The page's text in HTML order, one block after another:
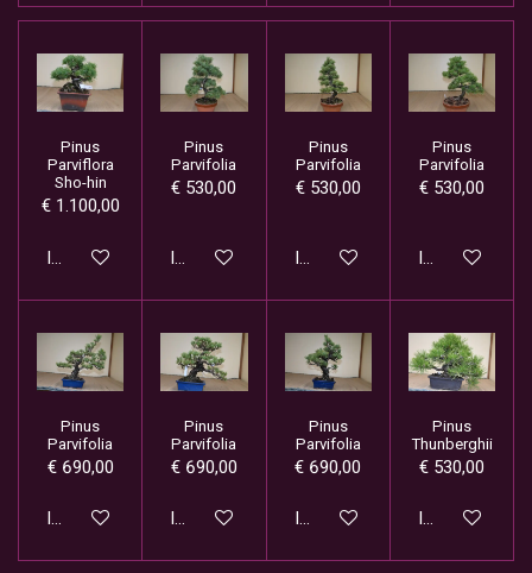
Pinus
Parviflora
Sho-hin
€ 1.100,00
In winkelwagen
Pinus
Parvifolia
€ 530,00
In winkelwagen
Pinus
Parvifolia
€ 530,00
In winkelwagen
Pinus
Parvifolia
€ 530,00
In
Pinus
Parvifolia
€ 690,00
In winkelwagen
Pinus
Parvifolia
€ 690,00
In winkelwagen
Pinus
Parvifolia
€ 690,00
In winkelwagen
Pinus
Thunberghii
€ 530,00
In